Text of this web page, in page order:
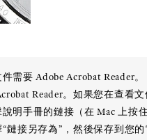
需要 Adobe Acrobat Reader
Reader。如果您在查看文
明手冊的鏈接（在 Mac 上按
鏈接另存為”，然後保存到您的